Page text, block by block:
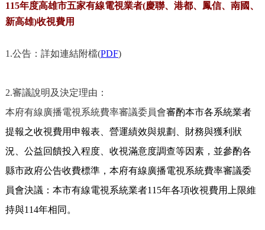
115年度高雄市五家有線電視業者(慶聯、港都、鳳信、南國、
新高雄)收視費用
1.公告：詳如連結附檔(PDF)
2.審議說明及決定理由：
本府有線廣播電視系統費率審議委員會審酌本市各系統業者
提報之收視費用申報表、營運績效與規劃、財務與獲利狀
況、公益回饋投入程度、收視滿意度調查等因素，並參酌各
縣市政府公告收費標準，本府有線廣播電視系統費率審議委
員會決議：本市有線電視系統業者115年各項收視費用上限維
持與114年相同。